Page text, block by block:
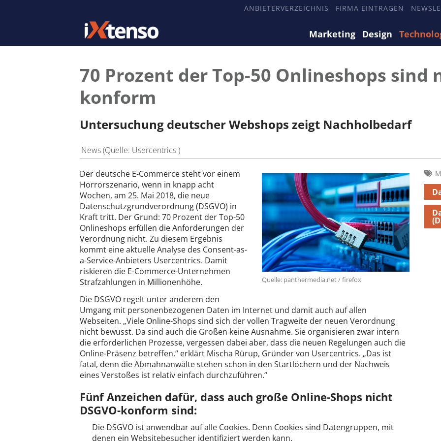
ANBIETERVERZEICHNIS FIRMA EINTRAGEN
Marketing Design
70 Prozent der Top-50 Onlineshops sind
konform
Untersuchung deutscher Webshops zeigt Nachholbedarf
News (Quelle: Usercentrics )
Quelle: panthermedia.net / firefox
Der deutsche E-Commerce steht vor einem
Horrorszenario, wenn in knapp acht
Wochen, am 25. Mai 2018, die neue
Datenschutzgrundverordnung (DSGVO) in
Kraft tritt. Der Grund: 70 Prozent der Top-50
Onlineshops erfüllen die Anforderungen der
Verordnung nicht. Zu diesem Ergebnis
kommt eine aktuelle Analyse des Consent-as-
a-Service-Anbieters Usercentrics. Damit
riskieren die E-Commerce-Unternehmen
Strafzahlungen in Millionenhöhe.
Die DSGVO regelt unter anderem den
Umgang mit personenbezogenen Daten im Internet und damit auch auf allen
Webseiten. „Viele Online-Shops sind sich der vollen Tragweite der neuen Verordnung
nicht bewusst. Da sind auch die Großen keine Ausnahme. Sie organisieren zwar intern
die erforderlichen Prozesse, vergessen dabei aber, dass die neuen Regelungen auch die
Online-Präsenz betreffen,“ erklärt Mischa Rürup, Gründer von Usercentrics. „Das ist
fatal, denn die Abmahnanwälte stehen schon in den Startlöchern und der Nachweis
eines Verstoßes ist relativ einfach durchzuführen.“
Fünf Anzeichen dafür, dass auch große Online-Shops nicht
DSGVO-konform sind:
Die DSGVO ist anwendbar auf alle Cookies. Denn Cookies sind Datengruppen, mit
denen ein Websitebesucher identifiziert werden kann.